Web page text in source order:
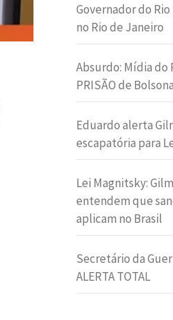
Governador do
no Rio de Janeiro
Absurdo: Mídia do
PRISÃO de
Eduardo alerta
escapatória para
Lei Magnitsky:
entendem que
aplicam no Brasil
Secretário da
ALERTA TOTAL